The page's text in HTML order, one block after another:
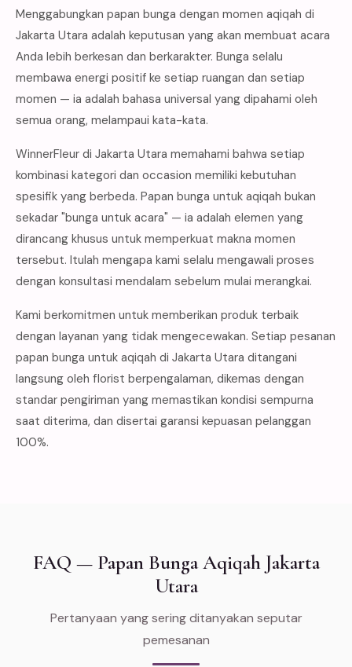
Menggabungkan papan bunga dengan momen aqiqah di
Jakarta Utara adalah keputusan yang akan membuat acara
Anda lebih berkesan dan berkarakter. Bunga selalu
membawa energi positif ke setiap ruangan dan setiap
momen — ia adalah bahasa universal yang dipahami oleh
semua orang, melampaui kata-kata.
WinnerFleur di Jakarta Utara memahami bahwa setiap
kombinasi kategori dan occasion memiliki kebutuhan
spesifik yang berbeda. Papan bunga untuk aqiqah bukan
sekadar "bunga untuk acara" — ia adalah elemen yang
dirancang khusus untuk memperkuat makna momen
tersebut. Itulah mengapa kami selalu mengawali proses
dengan konsultasi mendalam sebelum mulai merangkai.
Kami berkomitmen untuk memberikan produk terbaik
dengan layanan yang tidak mengecewakan. Setiap pesanan
papan bunga untuk aqiqah di Jakarta Utara ditangani
langsung oleh florist berpengalaman, dikemas dengan
standar pengiriman yang memastikan kondisi sempurna
saat diterima, dan disertai garansi kepuasan pelanggan
100%.
FAQ — Papan Bunga Aqiqah Jakarta
Utara
Pertanyaan yang sering ditanyakan seputar
pemesanan